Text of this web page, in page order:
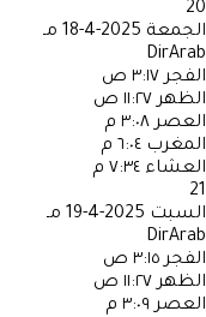
20
الجمعة 2025-4-18 مـ
DirArab
الفجر ٣:١٧ ص
الظهر ١١:٢٧ ص
العصر ٣:٠٨ م
المغرب ٦:٠٤ م
العشاء ٧:٣٤ م
21
السبت 2025-4-19 مـ
DirArab
الفجر ٣:١٥ ص
الظهر ١١:٢٧ ص
العصر ٣:٠٩ م